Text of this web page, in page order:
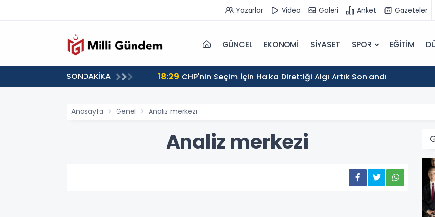
Yazarlar Video Galeri Anket Gazeteler
GÜNCEL EKONOMİ SİYASET SPOR EĞİTİM
SONDAKİKA 18:29 CHP'nin Seçim İçin Halka Direttiği Algı Artık Sonlandı
Anasayfa Genel Analiz merkezi
Analiz merkezi